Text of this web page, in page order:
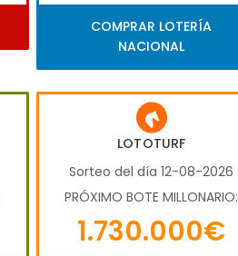
COMPRAR LOTERÍA
NACIONAL
LOTOTURF
Sorteo del día 12-08-2026
PRÓXIMO BOTE MILLONARIO:
1.730.000€